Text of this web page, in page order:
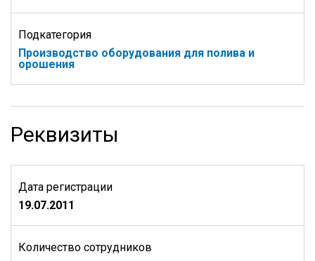
Подкатегория
Производство оборудования для полива и
орошения
Реквизиты
Дата регистрации
19.07.2011
Количество сотрудников